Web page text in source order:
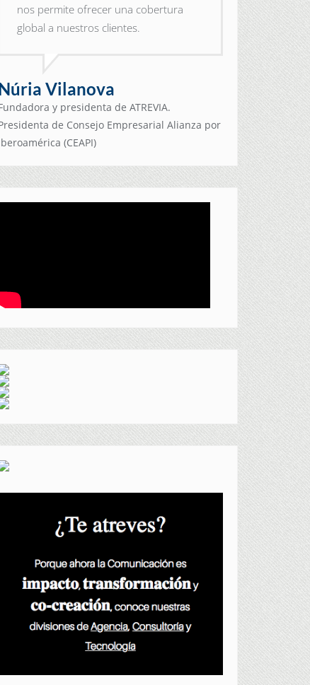
nos permite ofrecer una cobertura
global a nuestros clientes.
Vilanova
y presidenta de ATREVIA.
de Consejo Empresarial Alianza por
(CEAPI)